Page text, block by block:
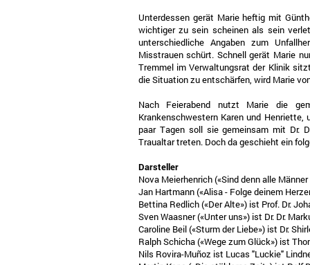
Unterdessen gerät Marie heftig mit
wichtiger zu sein scheinen als sein
unterschiedliche Angaben zum
Misstrauen schürt. Schnell gerät Marie
Tremmel im Verwaltungsrat der Klinik
die Situation zu entschärfen, wird Marie
Nach Feierabend nutzt Marie die
Krankenschwestern Karen und
paar Tagen soll sie gemeinsam mit Dr.
Traualtar treten. Doch da geschieht ein
Darsteller
Nova Meierhenrich («Sind denn alle
Jan Hartmann («Alisa - Folge deinem
Bettina Redlich («Der Alte») ist Prof. Dr.
Sven Waasner («Unter uns») ist Dr. Dr.
Caroline Beil («Sturm der Liebe») ist Dr.
Ralph Schicha («Wege zum Glück») ist
Nils Rovira-Muñoz ist Lucas "Luckie"